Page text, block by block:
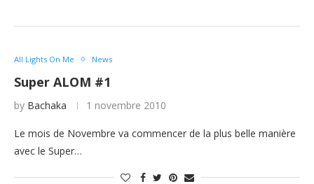
All Lights On Me News
Super ALOM #1
by Bachaka 1 novembre 2010
Le mois de Novembre va commencer de la plus belle manière
avec le Super…